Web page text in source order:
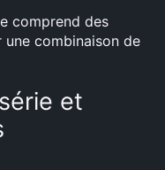
comprend des
combinaison de
et